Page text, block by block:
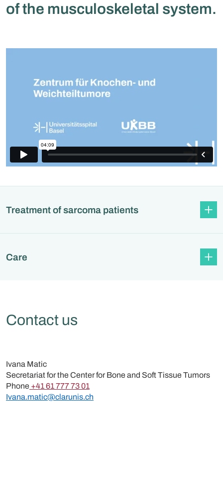
of the musculoskeletal system.
Treatment of sarcoma patients
Care
Contact us
Ivana Matic
Secretariat for the Center for Bone and Soft Tissue Tumors
Phone +41 61 777 73 01
Ivana.matic@clarunis.ch